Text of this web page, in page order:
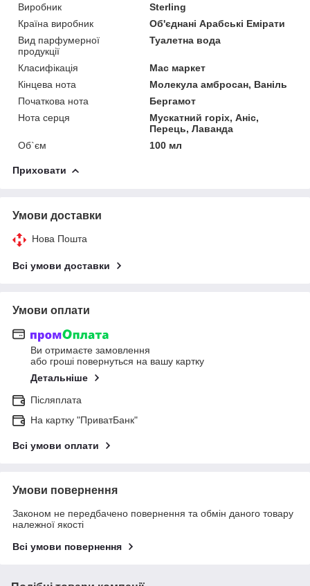
Виробник
Sterling
Країна виробник
Об'єднані Арабські Емірати
Вид парфумерної
продукції
Туалетна вода
Класифікація
Мас маркет
Кінцева нота
Молекула амбросан, Ваніль
Початкова нота
Бергамот
Нота серця
Мускатний горіх, Аніс,
Перець, Лаванда
Об`єм
100 мл
Приховати
Умови доставки
Нова Пошта
Всі умови доставки
Умови оплати
Ви отримаєте замовлення
або гроші повернуться на вашу картку
Детальніше
Післяплата
На картку "ПриватБанк"
Всі умови оплати
Умови повернення
Законом не передбачено повернення та обмін даного товару
належної якості
Всі умови повернення